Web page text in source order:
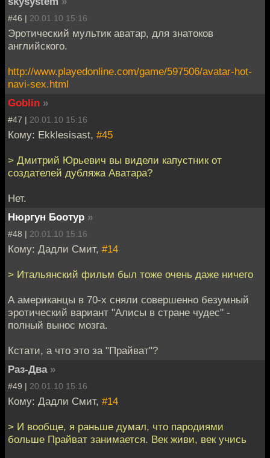
#46 | 20.01.10 15:16
Эротический мультик аватар, для знатоков
английского.
http://www.playedonline.com/game/597506/avatar-hot-
navi-sex.html
Goblin »
#47 | 20.01.10 15:16
Кому: Ekklesisast, #45
> Дмитрий Юрьевич вы видели капустник от
создателей дубляжа Аватара?
Нет.
Нюргун Боотур »
#48 | 20.01.10 15:16
Кому: Дадли Смит, #14
> Итальянский фильм был тоже очень даже ничего
А американцы в 70-х сняли совершенно безумный
эротический вариант "Алисы в стране чудес" -
полный вынос мозга.
Кстати, а что это за "Прайват"?
Раз-Два »
#49 | 20.01.10 15:16
Кому: Дадли Смит, #14
> И вообще, я раньше думал, что пародиями
больше Прайват занимается. Век живи, век учись